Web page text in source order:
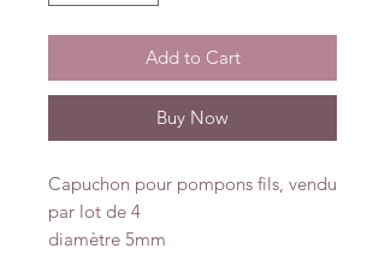
Add to Cart
Buy Now
Capuchon pour pompons fils, vendu
par lot de 4
diamètre 5mm